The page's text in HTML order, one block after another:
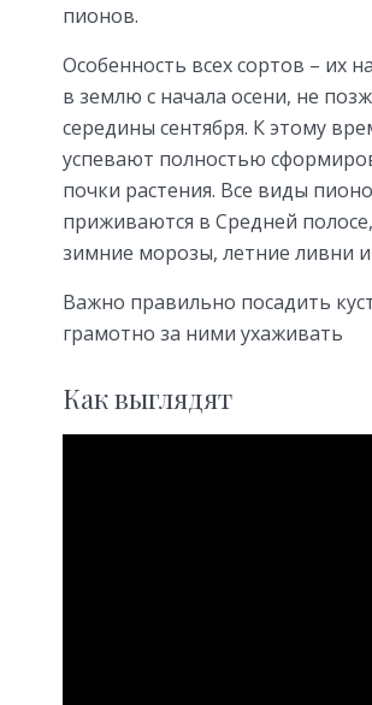
пионов.
Особенность всех сортов – их
в землю с начала осени, не
середины сентября. К этому
успевают полностью
почки растения. Все виды
приживаются в Средней
зимние морозы, летние ливни и
Важно правильно посадить
грамотно за ними ухаживать
Как выглядят